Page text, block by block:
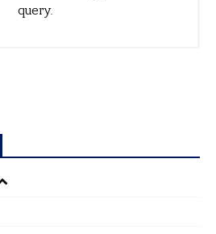
query.